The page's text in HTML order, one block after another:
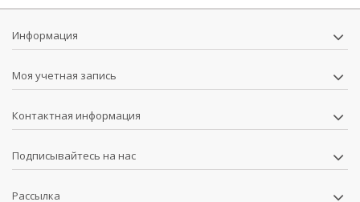
Информация
Моя учетная запись
Контактная информация
Подписывайтесь на нас
Рассылка